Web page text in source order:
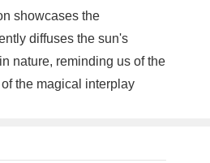
showcases the
diffuses the sun's
nature, reminding us of the
the magical interplay